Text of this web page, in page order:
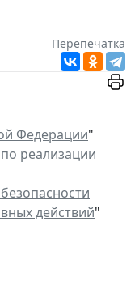
Перепечатка
Федерации"
реализации
действий"